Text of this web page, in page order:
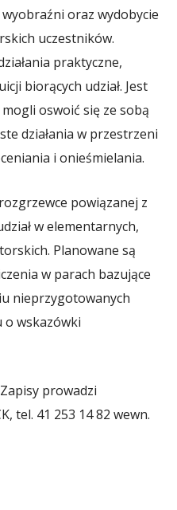
oraz wydobycie
uczestników.
praktyczne,
biorących udział. Jest
oswoić się ze sobą
działania w przestrzeni
i onieśmielania.
powiązanej z
w elementarnych,
Planowane są
w parach bazujące
nieprzygotowanych
o wskazówki
Zapisy prowadzi
tel. 41 253 14 82 wewn.